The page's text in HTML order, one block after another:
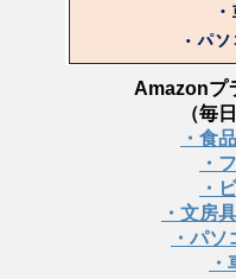
Amazonプ
（毎
・食
・
・
・文房
・パ